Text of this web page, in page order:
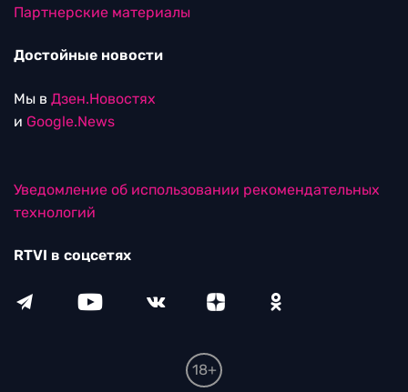
Партнерские материалы
Достойные новости
Мы в Дзен.Новостях
и Google.News
Уведомление об использовании рекомендательных
технологий
RTVI в соцсетях
18+